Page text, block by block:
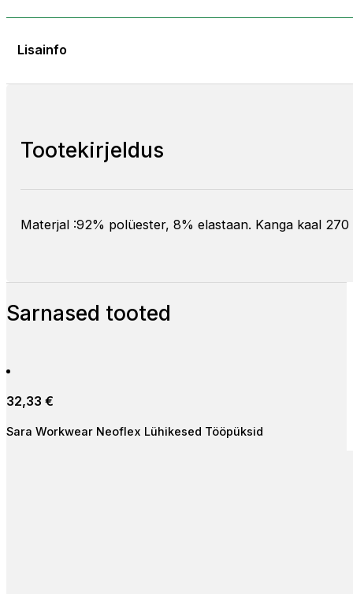
Lisainfo
Tootekirjeldus
Materjal :92% polüester, 8% elastaan. Kanga kaal 270
Sarnased tooted
32,33 €
Sara Workwear Neoflex Lühikesed Tööpüksid